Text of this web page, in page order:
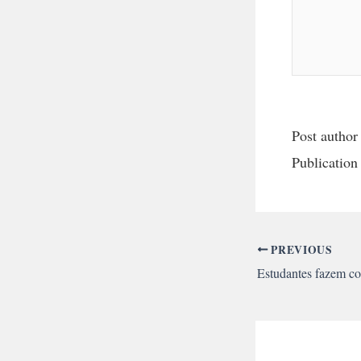
Post author
PREVIOUS